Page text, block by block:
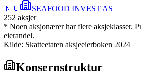
🇳🇴
SEAFOOD INVEST AS
252 aksjer
* Noen aksjonærer har flere aksjeklasser.
eierandel.
Kilde: Skatteetaten aksjeeierboken 2024
Konsernstruktur